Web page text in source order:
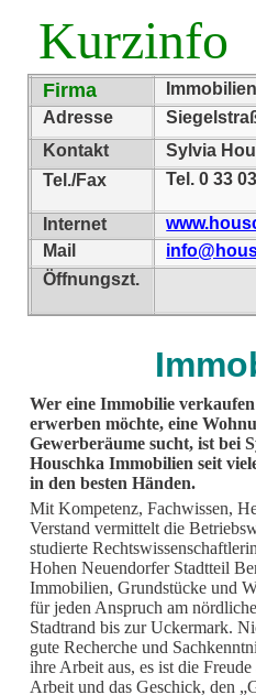
Wer eine Immobilie
erwerben möchte, eine
Gewerberäume sucht, ist bei
Houschka Immobilien seit
in den besten Händen.
Mit Kompetenz, Fachwissen,
Verstand vermittelt die
studierte
Hohen Neuendorfer Stadtteil
Immobilien, Grundstücke und
für jeden Anspruch am
Stadtrand bis zur Uckermark.
gute Recherche und
ihre Arbeit aus, es ist die Freude
Arbeit und das Geschick, den
Kurzinfo
Firma
Adresse
Kontakt
Sylvia
Tel./Fax
Tel. 0 33
Internet
Mail
Öffnungszt.